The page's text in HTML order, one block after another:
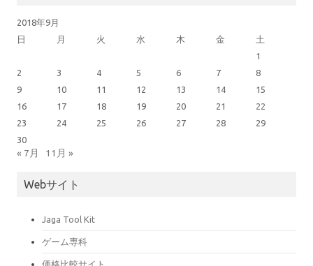
2018年9月
日
月 火 水 木 金
土
1
2
3 4 5 6 7
8
9
10 11 12 13 14
15
16
17 18 19 20 21
22
23
24 25 26 27 28
29
30
« 7月 11月 »
Webサイト
Jaga Tool Kit
ゲーム専科
価格比較サイト